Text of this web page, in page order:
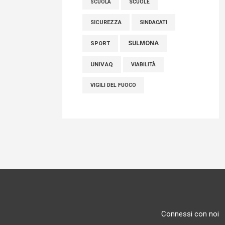
SCUOLA SCUOLE
SICUREZZA SINDACATI
SPORT SULMONA
UNIVAQ VIABILITÀ
VIGILI DEL FUOCO
Connessi con noi